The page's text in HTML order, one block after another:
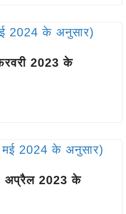
2023 के
अप्रैल 2023 के